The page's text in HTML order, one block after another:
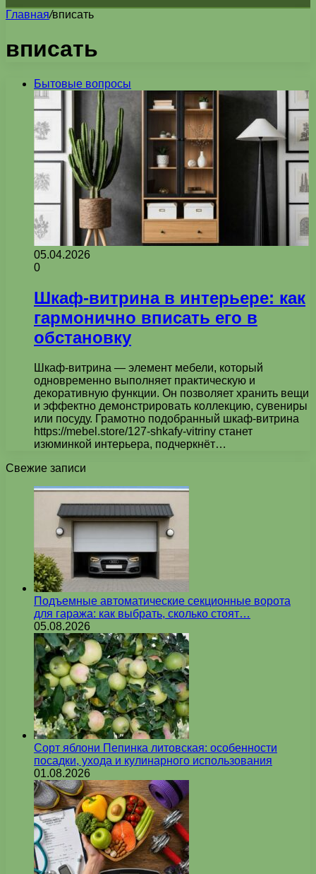
Главная/вписать
вписать
Бытовые вопросы
05.04.2026
0
Шкаф-витрина в интерьере: как
гармонично вписать его в
обстановку
Шкаф-витрина — элемент мебели, который
одновременно выполняет практическую и
декоративную функции. Он позволяет хранить вещи
и эффектно демонстрировать коллекцию, сувениры
или посуду. Грамотно подобранный шкаф-витрина
https://mebel.store/127-shkafy-vitriny станет
изюминкой интерьера, подчеркнёт…
Свежие записи
Подъемные автоматические секционные ворота
для гаража: как выбрать, сколько стоят…
05.08.2026
Сорт яблони Пепинка литовская: особенности
посадки, ухода и кулинарного использования
01.08.2026